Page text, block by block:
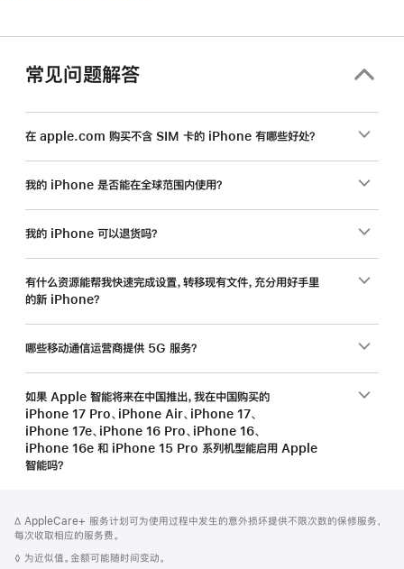
常见问题解答
在 apple.com 购买不含 SIM 卡的 iPhone 有哪些好处？
我的 iPhone 是否能在全球范围内使用？
我的 iPhone 可以退货吗？
有什么资源能帮我快速完成设置，转移现有文件，充分用好手里
的新 iPhone？
哪些移动通信运营商提供 5G 服务？
如果 Apple 智能将来在中国推出，我在中国购买的
iPhone 17 Pro、iPhone Air、iPhone 17、
iPhone 17e、iPhone 16 Pro、iPhone 16、
iPhone 16e 和 iPhone 15 Pro 系列机型能启用 Apple
智能吗？
页
页
注
脚
注
∆ AppleCare+ 服务计划可为使用过程中发生的意外损坏提供不限次数的保修服务，
每次收取相应的服务费。
脚
◊ 为近似值。金额可能随时间变动。